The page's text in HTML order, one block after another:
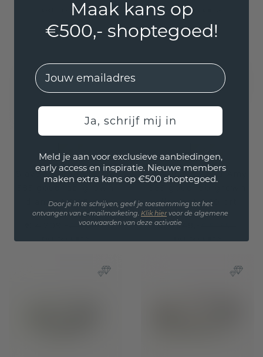
Excl. Tax & BTW Excl. Tax & BTW
Slavenarmband Zara
diamant 0.25 crt
€ 5.389,-
Slavenarmband Amy
diamant 0.10 crt
€ 4.148,-
Maak kans op
€500,- shoptegoed!
EMail
Ja, schrijf mij in
Meld je aan voor exclusieve aanbiedingen,
early access en inspiratie. Nieuwe members
maken extra kans op €500 shoptegoed.
Door je in te schrijven, geef je toestemming tot het
ontvangen van e-mailmarketing. Klik hiervoor de algemene
voorwaarden van deze activatie